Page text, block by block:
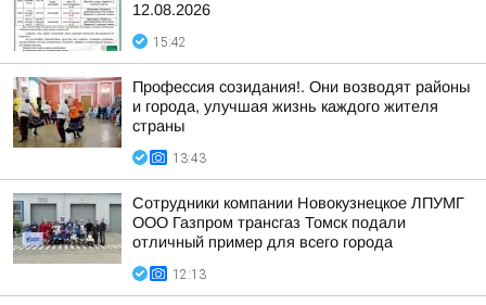
12.08.2026
15:42
Профессия созидания!. Они возводят районы
и города, улучшая жизнь каждого жителя
страны
13:43
Сотрудники компании Новокузнецкое ЛПУМГ
ООО Газпром трансгаз Томск подали
отличный пример для всего города
12:13